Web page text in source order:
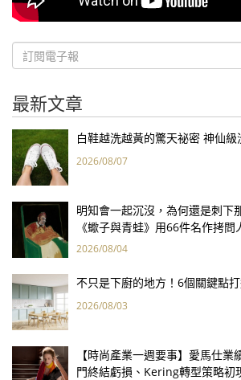
最新文章
白鞋越洗越黃的驚天祕密 神仙級
2026/08/07
明知會一起沉沒，為何還是刺下
《蠍子與青蛙》用66件名作拷問
2026/08/04
不只是下廚的地方！6個關鍵點
2026/08/03
【時尚產業一週要事】愛馬仕
門終結虧損、Kering轉型策略初